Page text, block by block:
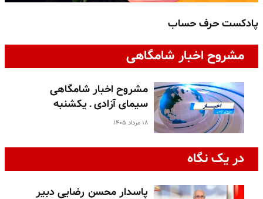
پادکست حرف حساب
مشروح اخبار شامگاهی
مشروح اخبار شامگاهی
سیمای آزادی ـ یکشنبه
۱۸ مرداد ۱۴۰۵
در یک نگاه
پاسدار محسن رضایی دبیر